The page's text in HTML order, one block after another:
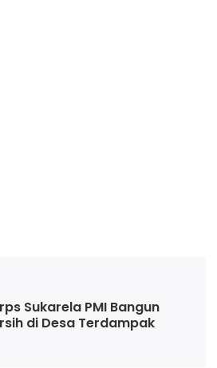
Sukarela PMI Bangun
di Desa Terdampak